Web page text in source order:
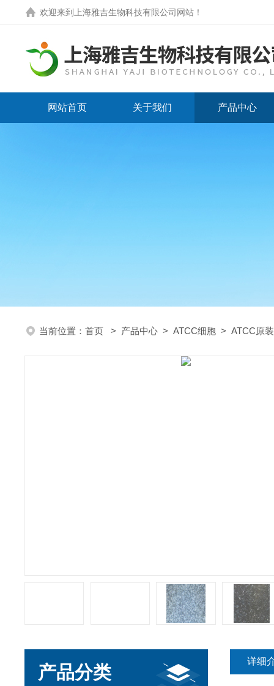
欢迎来到 上海雅吉生物科技有限公司网站 ！
网站首页 关于我们 产品中心
当前位置： 首页 > 产品中心 > ATCC细胞 > ATCC原
产品分类
详细